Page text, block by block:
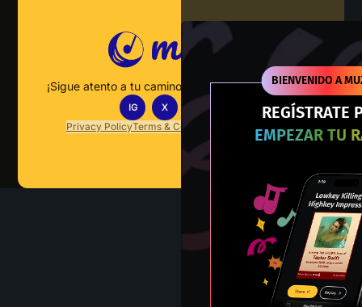
BIENVENIDO A
REGÍSTRATE
EMPEZAR TU
¡Sigue atento a tu camino hacia el dominio musical!
IG X
Privacy PolicyTerms & Conditions